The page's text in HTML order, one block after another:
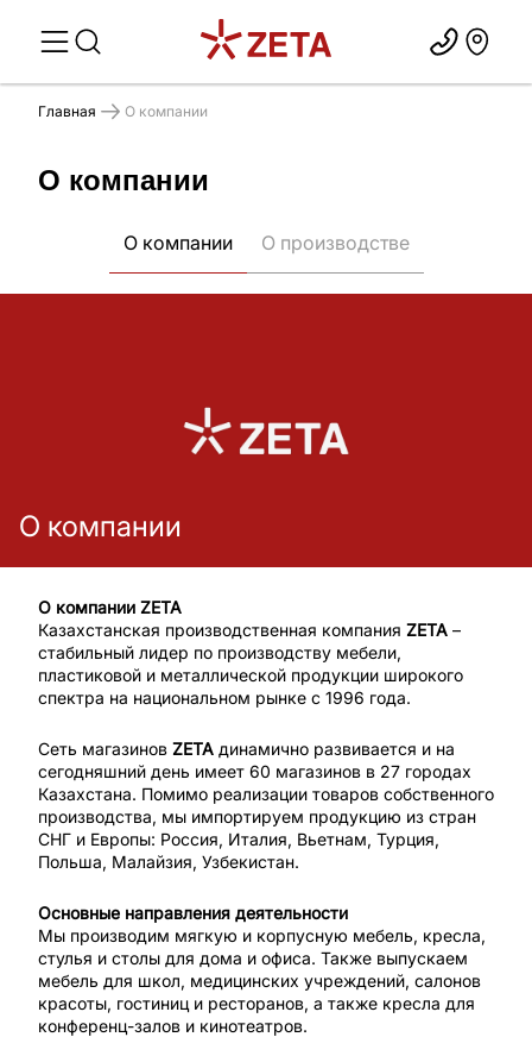
Главная О компании
О компании
О компании О производстве
О компании
О компании ZETA
Казахстанская производственная компания ZETA –
стабильный лидер по производству мебели,
пластиковой и металлической продукции широкого
спектра на национальном рынке с 1996 года.
Сеть магазинов ZETA динамично развивается и на
сегодняшний день имеет 60 магазинов в 27 городах
Казахстана. Помимо реализации товаров собственного
производства, мы импортируем продукцию из стран
СНГ и Европы: Россия, Италия, Вьетнам, Турция,
Польша, Малайзия, Узбекистан.
Основные направления деятельности
Мы производим мягкую и корпусную мебель, кресла,
стулья и столы для дома и офиса. Также выпускаем
мебель для школ, медицинских учреждений, салонов
красоты, гостиниц и ресторанов, а также кресла для
конференц-залов и кинотеатров.